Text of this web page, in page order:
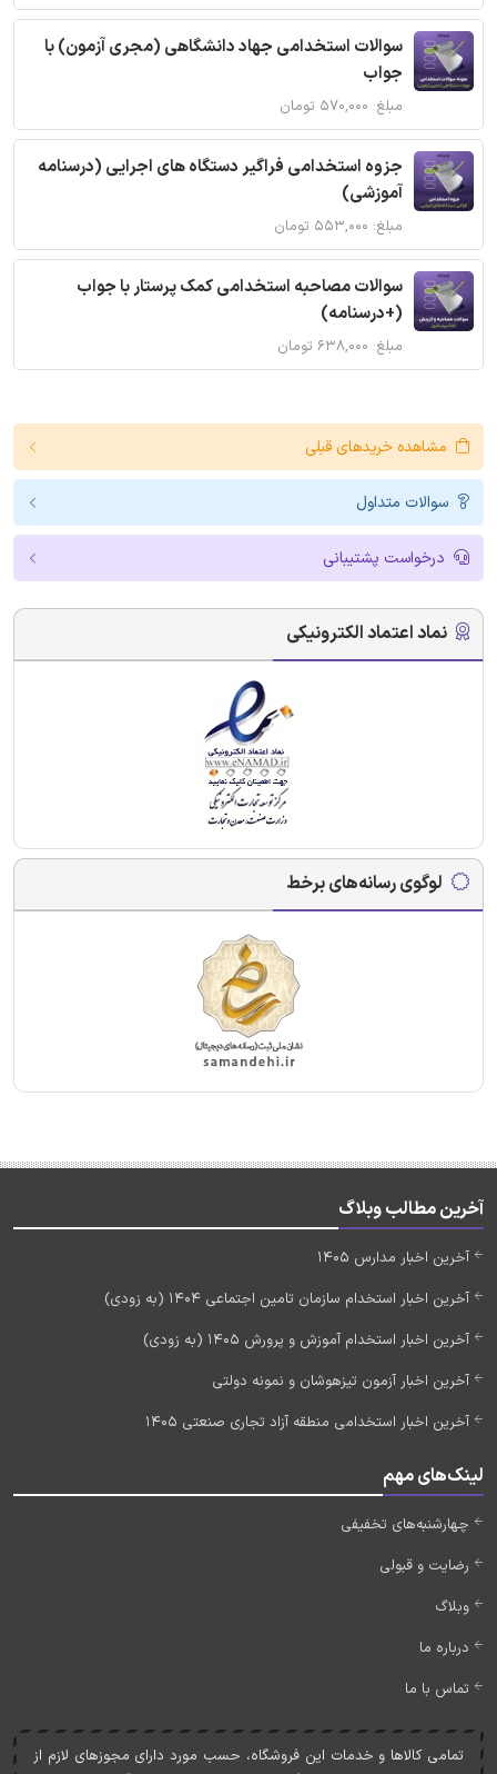
سوالات استخدامی جهاد دانشگاهی (مجری آزمون) با
جواب
مبلغ: ۵۷۰,۰۰۰ تومان
جزوه استخدامی فراگیر دستگاه های اجرایی (درسنامه
آموزشی)
مبلغ: ۵۵۳,۰۰۰ تومان
سوالات مصاحبه استخدامی کمک پرستار با جواب
(+درسنامه)
مبلغ: ۶۳۸,۰۰۰ تومان
مشاهده خریدهای قبلی
سوالات متداول
درخواست پشتیبانی
نماد اعتماد الکترونیکی
لوگوی رسانه‌های برخط
آخرین مطالب وبلاگ
آخرین اخبار مدارس 1405
آخرین اخبار استخدام سازمان تامین اجتماعی 1404 (به زودی)
آخرین اخبار استخدام آموزش و پرورش 1405 (به زودی)
آخرین اخبار آزمون تیزهوشان و نمونه دولتی
آخرین اخبار استخدامی منطقه آزاد تجاری صنعتی 1405
لینک‌های مهم
چهارشنبه‌های تخفیفی
رضایت و قبولی
وبلاگ
درباره ما
تماس با ما
تمامی کالاها و خدمات اين فروشگاه، حسب مورد دارای مجوزهای لازم از